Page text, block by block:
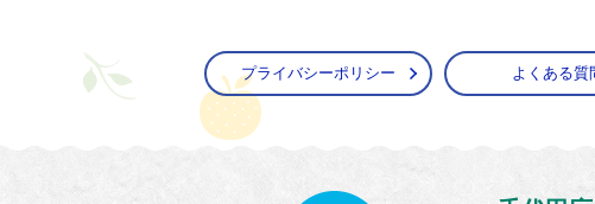
プライバシーポリシー よくある質